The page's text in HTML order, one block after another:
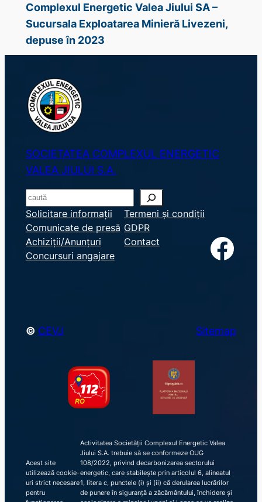
Complexul Energetic Valea Jiului SA –
Sucursala Exploatarea Minieră Livezeni,
depuse în 2023
SOCIETATEA COMPLEXUL ENERGETIC
VALEA JIULUI S.A.
S
e
a
r
c
Solicitare informații
Comunicate de presă
Achiziții/Anunțuri
Concursuri angajare
Termeni și condiții
GDPR
Contact
Facebook
© CEVJ Sitemap
Acest site
utilizează cookie-
uri strict necesare
pentru
Activitatea Societății Complexul Energetic Valea
Jiului S.A. trebuie să se conformeze OUG
108/2022, privind decarbonizarea sectorului
energetic, care stabilește prin articolul 6, alineatul
1, litera c, punctele (i) și (ii) că derularea lucrărilor
de punere în siguranță a zăcământului, închidere și